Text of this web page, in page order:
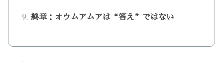
終章：オウムアムアは“答え”ではない